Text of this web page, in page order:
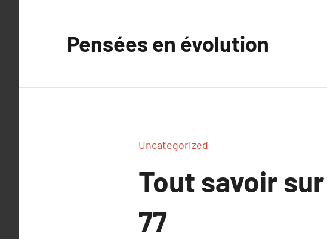
Pensées en évolution
Uncategorized
Tout savoir
77